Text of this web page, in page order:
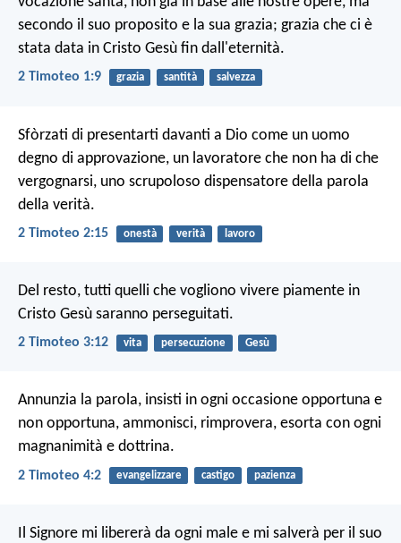
secondo il suo proposito e la sua grazia; grazia che ci è
stata data in Cristo Gesù fin dall'eternità.
2 Timoteo 1:9 grazia santità salvezza
Sfòrzati di presentarti davanti a Dio come un uomo
degno di approvazione, un lavoratore che non ha di che
vergognarsi, uno scrupoloso dispensatore della parola
della verità.
2 Timoteo 2:15 onestà verità lavoro
Del resto, tutti quelli che vogliono vivere piamente in
Cristo Gesù saranno perseguitati.
2 Timoteo 3:12 vita persecuzione Gesù
Annunzia la parola, insisti in ogni occasione opportuna e
non opportuna, ammonisci, rimprovera, esorta con ogni
magnanimità e dottrina.
2 Timoteo 4:2 evangelizzare castigo pazienza
Il Signore mi libererà da ogni male e mi salverà per il suo